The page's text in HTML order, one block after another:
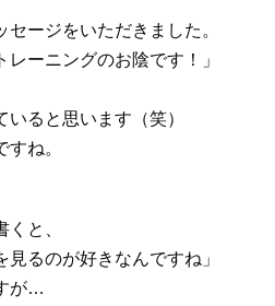
ージをいただきました。
レーニングのお陰です！」
ると思います（笑）
ね。
と、
見るのが好きなんですね」
が…